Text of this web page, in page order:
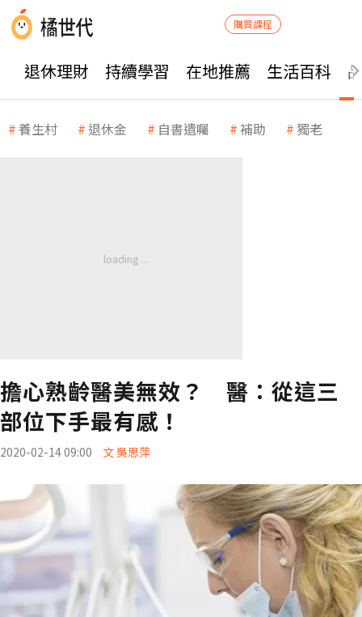
購買課程
退休理財 持續學習 在地推薦 生活百科
養生村 退休金 自書遺囑 補助 獨老
擔心熟齡醫美無效？ 醫：從這三
部位下手最有感！
2020-02-14 09:00 文 吳思萍